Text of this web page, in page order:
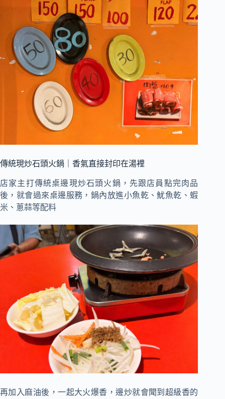
傳統現炒石頭火鍋｜香氣直接封印在湯裡
店家主打傳統桌邊現炒石頭火鍋，先跟店員點完肉品
後，就會過來桌邊服務，鍋內放進小魚乾、魷魚乾、蝦
米、蔥蒜等配料
再加入麻油後，一起大火爆香，邊炒就會聞到超級香的